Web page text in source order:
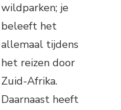
wildparken; je
beleeft het
allemaal tijdens
het reizen door
Zuid-Afrika.
Daarnaast heeft